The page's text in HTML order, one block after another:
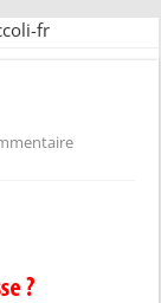
fr